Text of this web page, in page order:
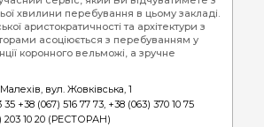
хвилини перебування в цьому закладі.
аристократичності та архітектури з
асоціюється з перебуванням у
коронного вельможі, а зручне
вул. Жовківська, 1
+38 (067) 516 77 73, +38 (063) 370 10 75
203 10 20 (РЕСТОРАН)